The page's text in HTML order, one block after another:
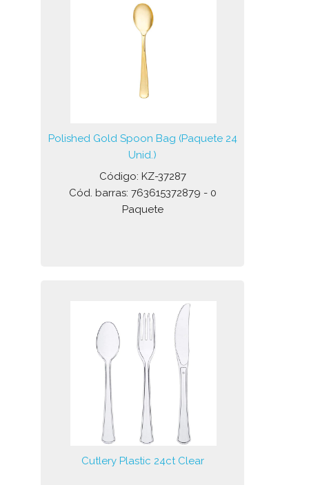
Polished Gold Spoon Bag (Paquete 24
Unid.)
Código: KZ-37287
Cód. barras: 763615372879 - 0
Paquete
Cutlery Plastic 24ct Clear